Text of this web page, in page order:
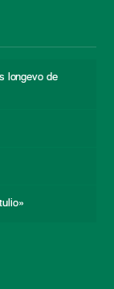
longevo de